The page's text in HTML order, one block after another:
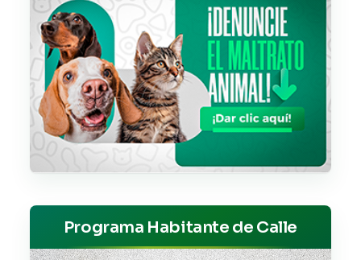
Programa Habitante de Calle